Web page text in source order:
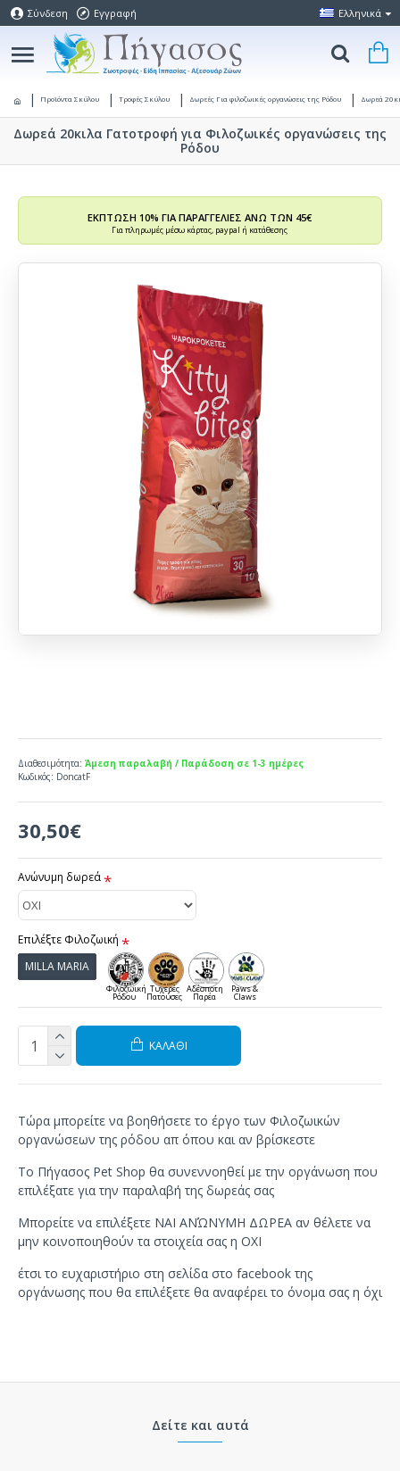
Σύνδεση Εγγραφή Ελληνικά
Προϊόντα Σκύλου Τροφές Σκύλου Δωρεές Για φιλοζωικές οργανώσεις της Ρόδου Δωρεά
Δωρεά 20κιλα Γατοτροφή για Φιλοζωικές οργανώσεις της
Ρόδου
ΕΚΠΤΩΣΗ 10% ΓΙΑ ΠΑΡΑΓΓΕΛΙΕΣ ΑΝΩ ΤΩΝ 45€
Για πληρωμές μέσω κάρτας, paypal ή κατάθεσης
30,50€
Διαθεσιμότητα: Άμεση παραλαβή / Παράδοση σε 1-3 ημέρες
Κωδικός: DoncatF
Ανώνυμη δωρεά
Επιλέξτε Φιλοζωική
MILLA MARIA
Φιλοζωική
Ρόδου
Τυχερές
Πατούσες
Αδέσποτη
Παρέα
Paws &
Claws
ΚΑΛΆΘΙ
Τώρα μπορείτε να βοηθήσετε το έργο των Φιλοζωικών
οργανώσεων της ρόδου απ όπου και αν βρίσκεστε
Το Πήγασος Pet Shop θα συνεννοηθεί με την οργάνωση που
επιλέξατε για την παραλαβή της δωρεάς σας
Μπορείτε να επιλέξετε ΝΑΙ ΑΝΏΝΥΜΗ ΔΩΡΕΑ αν θέλετε να
μην κοινοποιηθούν τα στοιχεία σας η ΟΧΙ
έτσι το ευχαριστήριο στη σελίδα στο facebook της
οργάνωσης που θα επιλέξετε θα αναφέρει το όνομα σας η όχι
Δείτε και αυτά